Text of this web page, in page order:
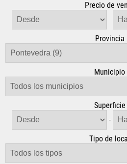
Precio de
Provincia
Municipio
Superficie
-
Tipo de